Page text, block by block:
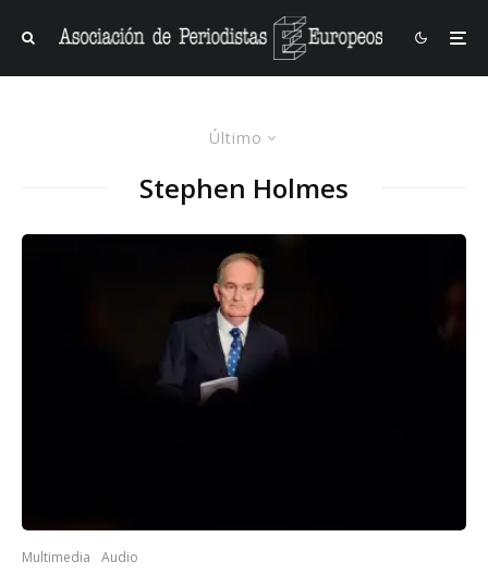
Último
Stephen Holmes
Multimedia Audio